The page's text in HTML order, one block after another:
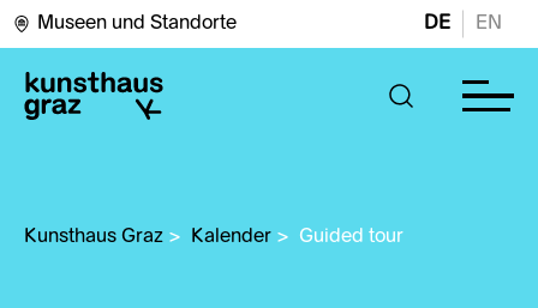
Museen und Standorte DE EN
Kunsthaus Graz > Kalender > Guided tour